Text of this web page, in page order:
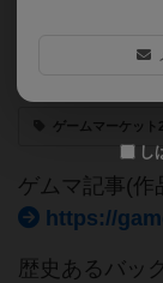
バックギャ
ように改良
ゲームマーケット
ゲムマ記事(作
https://
歴史あるバッ
し